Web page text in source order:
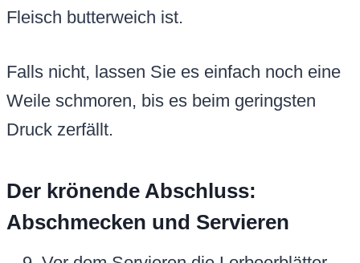
Fleisch butterweich ist.
Falls nicht, lassen Sie es einfach noch eine
Weile schmoren, bis es beim geringsten
Druck zerfällt.
Der krönende Abschluss:
Abschmecken und Servieren